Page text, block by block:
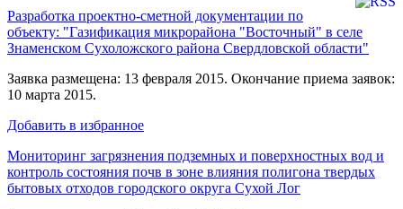
Разработка проектно-сметной документации по
объекту: "Газификация микрорайона "Восточный" в селе
Знаменском Сухоложского района Свердловской области"
Заявка размещена: 13 февраля 2015. Окончание приема заявок:
10 марта 2015.
Добавить в избранное
Мониторинг загрязнения подземных и поверхностных вод и
контроль состояния почв в зоне влияния полигона твердых
бытовых отходов городского округа Сухой Лог